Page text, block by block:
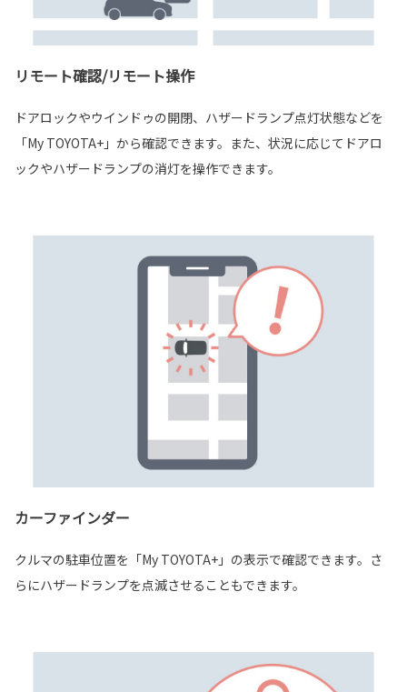
リモート確認/リモート操作
ドアロックやウインドゥの開閉、ハザードランプ点灯状態などを
「My TOYOTA+」から確認できます。また、状況に応じてドアロ
ックやハザードランプの消灯を操作できます。
カーファインダー
クルマの駐車位置を「My TOYOTA+」の表示で確認できます。さ
らにハザードランプを点滅させることもできます。